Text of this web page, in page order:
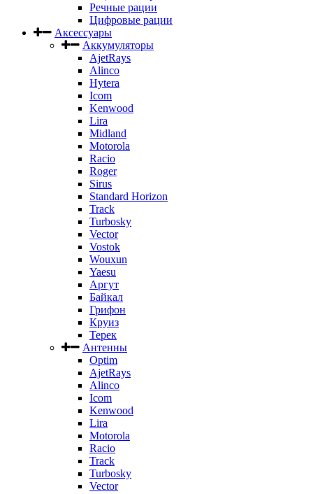
Речные рации
Цифровые рации
Аксессуары
Аккумуляторы
AjetRays
Alinco
Hytera
Icom
Kenwood
Lira
Midland
Motorola
Racio
Roger
Sirus
Standard Horizon
Track
Turbosky
Vector
Vostok
Wouxun
Yaesu
Аргут
Байкал
Грифон
Круиз
Терек
Антенны
Optim
AjetRays
Alinco
Icom
Kenwood
Lira
Motorola
Racio
Track
Turbosky
Vector